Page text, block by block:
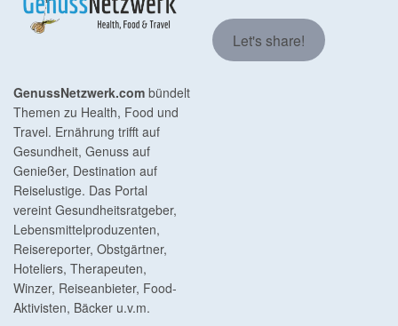
GenussNetzwerk.com bündelt
Themen zu Health, Food und
Travel. Ernährung trifft auf
Gesundheit, Genuss auf
Genießer, Destination auf
Reiselustige. Das Portal
vereint Gesundheitsratgeber,
Lebensmittelproduzenten,
Reisereporter, Obstgärtner,
Hoteliers, Therapeuten,
Winzer, Reiseanbieter, Food-
Aktivisten, Bäcker u.v.m.
Let's share!